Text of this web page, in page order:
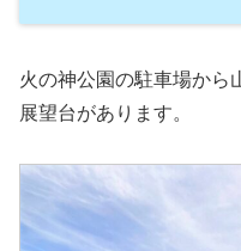
火の神公園の駐車場から
展望台があります。